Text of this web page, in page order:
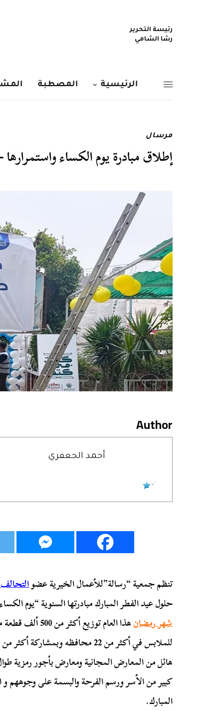
رئيسة التحرير
رشا الشامي
الرئيسية المصطبة
مرسال
إطلاق مبادرة يوم الكساء
Author
أحمد الجعفري
تنظم جمعية “رسالة”للأعمال الخيرية عضو
حلول عيد الفطر المبارك مبادرتها السنوية “يوم
شهر رمضان
هائل من المعارض المجانية ومعارض بأجور رمزية
كبير من الأسر ورسم الفرحة والبسمة على وجوههم
المبارك.